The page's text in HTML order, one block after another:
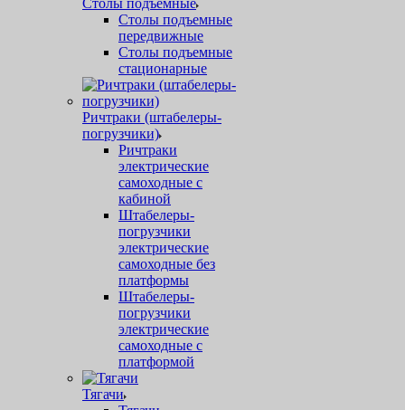
Столы подъемные
Столы подъемные
передвижные
Столы подъемные
стационарные
Ричтраки (штабелеры-
погрузчики)
Ричтраки
электрические
самоходные с
кабиной
Штабелеры-
погрузчики
электрические
самоходные без
платформы
Штабелеры-
погрузчики
электрические
самоходные с
платформой
Тягачи